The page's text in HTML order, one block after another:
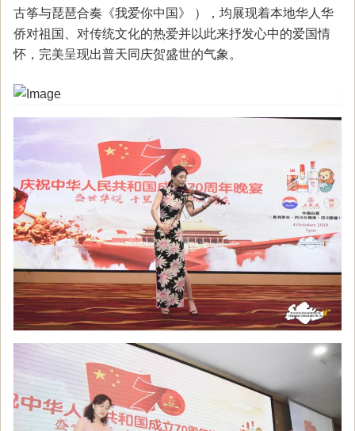
古筝与琵琶合奏《我爱你中国》 ），均展现着本地华人华
侨对祖国、对传统文化的热爱并以此来抒发心中的爱国情
怀，完美呈现出普天同庆贺盛世的气象。